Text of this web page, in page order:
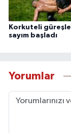
Korkuteli
sayım başladı
Yorumlar